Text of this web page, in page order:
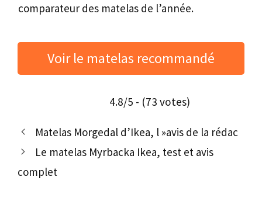
comparateur des matelas de l’année.
Voir le matelas recommandé
4.8/5 - (73 votes)
Matelas Morgedal d’Ikea, l »avis de la rédac
Le matelas Myrbacka Ikea, test et avis
complet